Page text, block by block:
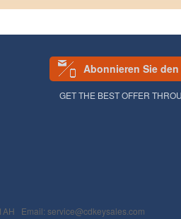
Abonnieren Sie
GET THE BEST OFFER
Email: service@cdkeysales.com